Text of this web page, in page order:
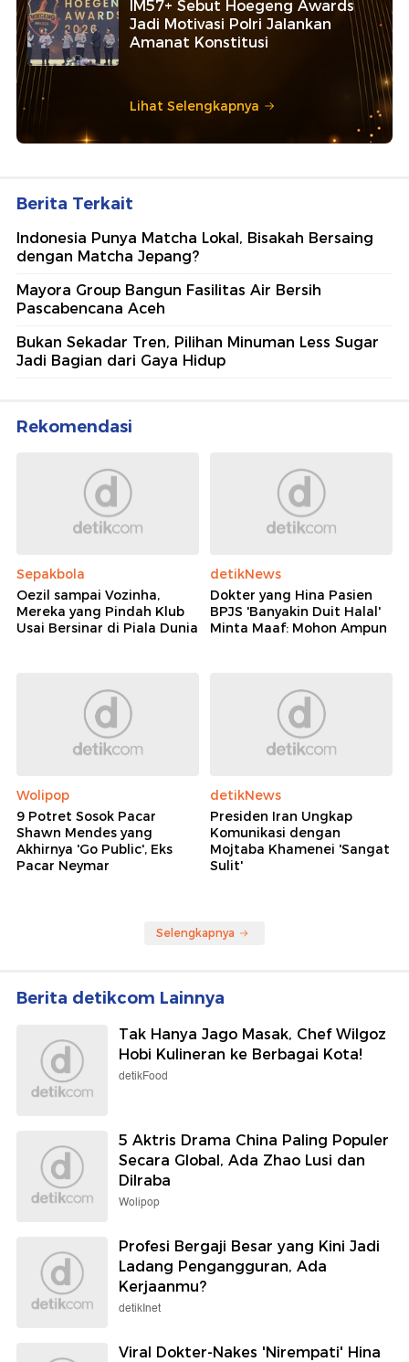
IM57+ Sebut Hoegeng Awards
Jadi Motivasi Polri Jalankan
Amanat Konstitusi
Lihat Selengkapnya
Berita Terkait
Indonesia Punya Matcha Lokal, Bisakah Bersaing
dengan Matcha Jepang?
Mayora Group Bangun Fasilitas Air Bersih
Pascabencana Aceh
Bukan Sekadar Tren, Pilihan Minuman Less Sugar
Jadi Bagian dari Gaya Hidup
Rekomendasi
Sepakbola
Oezil sampai Vozinha,
Mereka yang Pindah Klub
Usai Bersinar di Piala Dunia
detikNews
Dokter yang Hina Pasien
BPJS 'Banyakin Duit Halal'
Minta Maaf: Mohon Ampun
Wolipop
9 Potret Sosok Pacar
Shawn Mendes yang
Akhirnya 'Go Public', Eks
Pacar Neymar
detikNews
Presiden Iran Ungkap
Komunikasi dengan
Mojtaba Khamenei 'Sangat
Sulit'
Selengkapnya
Berita detikcom Lainnya
Tak Hanya Jago Masak, Chef Wilgoz
Hobi Kulineran ke Berbagai Kota!
detikFood
5 Aktris Drama China Paling Populer
Secara Global, Ada Zhao Lusi dan
Dilraba
Wolipop
Profesi Bergaji Besar yang Kini Jadi
Ladang Pengangguran, Ada
Kerjaanmu?
detikInet
Viral Dokter-Nakes 'Nirempati' Hina